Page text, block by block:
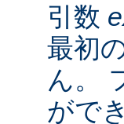
引数
最初
ん。
がで